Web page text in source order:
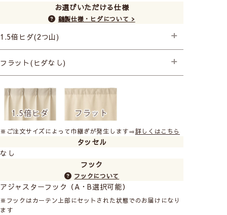
お選びいただける仕様
縫製仕様・ヒダについて >
1.5倍ヒダ(2つ山)
├プレミアム縫製
フラット(ヒダなし)
├プレミアム縫製
※ご注文サイズによって巾継ぎが発生します⇒詳しくはこちら
タッセル
なし
フック
フックについて
アジャスターフック（A・B選択可能）
※フックはカーテン上部にセットされた状態でのお届けになり
ます